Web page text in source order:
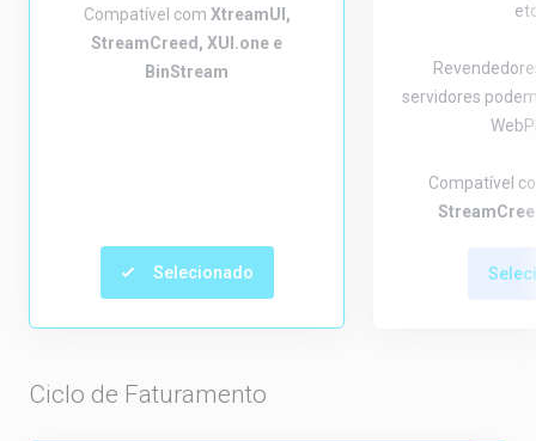
Compatível com XtreamUI,
StreamCreed, XUI.one e
BinStream
Selecionado
servidores
Compatível
Ciclo de Faturamento